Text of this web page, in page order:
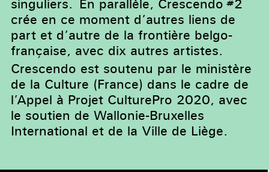
singuliers. En parallèle, Crescendo #2
crée en ce moment d’autres liens de
part et d’autre de la frontière belgo-
française, avec dix autres artistes.
Crescendo est soutenu par le ministère
de la Culture (France) dans le cadre de
l’Appel à Projet CulturePro 2020, avec
le soutien de Wallonie-Bruxelles
International et de la Ville de Liège.